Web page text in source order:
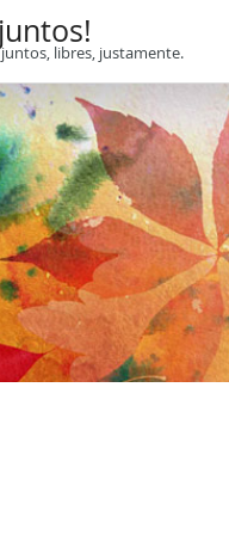
libres, justamente.